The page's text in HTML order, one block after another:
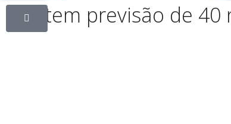
Feti tem previsão de